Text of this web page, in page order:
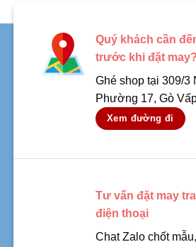
Quý khách cần
trước khi đặt may?
Ghé shop tại 309/3
Phường 17, Gò
Xem đường đi
Tư vấn đặt may
điện thoại
Chat Zalo chốt